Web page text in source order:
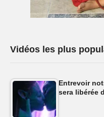
Vidéos les plus
Entrevoir
sera libérée